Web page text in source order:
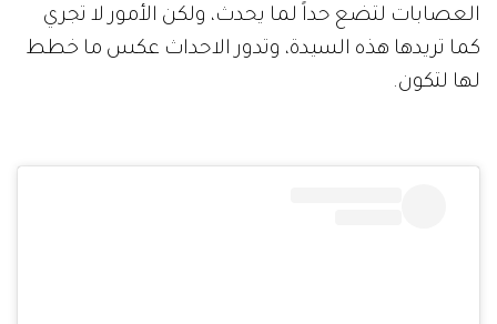
العصابات لتضع حداً لما يحدث، ولكن الأمور لا تجري
كما تريدها هذه السيدة، وتدور الاحداث عكس ما خطط
لها لتكون.